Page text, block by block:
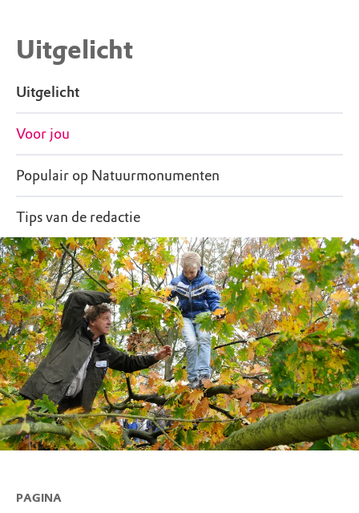
Uitgelicht
Uitgelicht
Voor jou
Populair op Natuurmonumenten
Tips van de redactie
PAGINA